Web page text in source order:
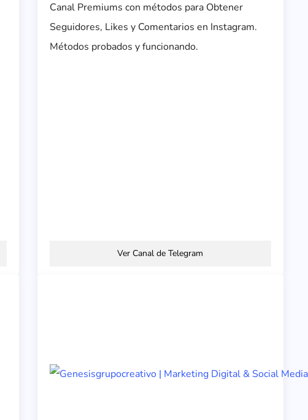
Canal Premiums con métodos para Obtener
Seguidores, Likes y Comentarios en Instagram.
Métodos probados y funcionando.
Ver Canal de Telegram